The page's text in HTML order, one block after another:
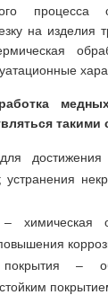
процесса
на изделия
такими
устранения
– химическая
–